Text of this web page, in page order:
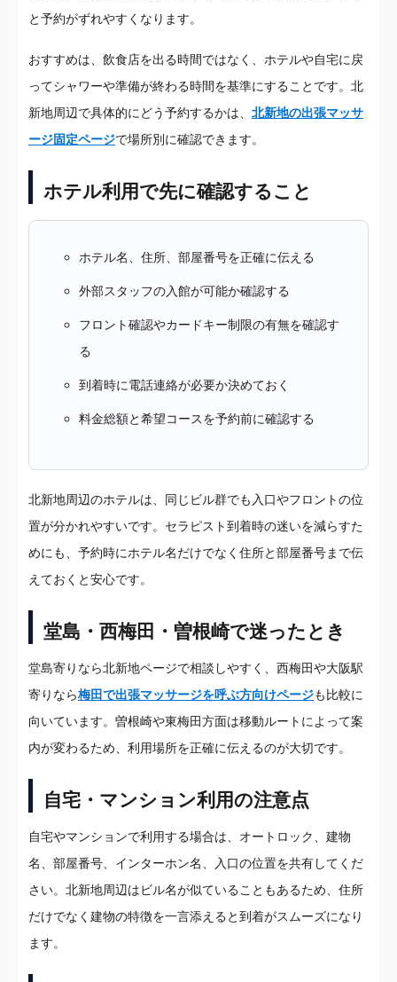
と予約がずれやすくなります。
おすすめは、飲食店を出る時間ではなく、ホテルや自宅に戻
ってシャワーや準備が終わる時間を基準にすることです。北
新地周辺で具体的にどう予約するかは、 北新地の出張マッサ
ージ固定ページで場所別に確認できます。
ホテル利用で先に確認すること
ホテル名、住所、部屋番号を正確に伝える
外部スタッフの入館が可能か確認する
フロント確認やカードキー制限の有無を確認す
る
到着時に電話連絡が必要か決めておく
料金総額と希望コースを予約前に確認する
北新地周辺のホテルは、同じビル群でも入口やフロントの位
置が分かれやすいです。セラピスト到着時の迷いを減らすた
めにも、予約時にホテル名だけでなく住所と部屋番号まで伝
えておくと安心です。
堂島・西梅田・曽根崎で迷ったとき
堂島寄りなら北新地ページで相談しやすく、西梅田や大阪駅
寄りなら梅田で出張マッサージを呼ぶ方向けページも比較に
向いています。曽根崎や東梅田方面は移動ルートによって案
内が変わるため、利用場所を正確に伝えるのが大切です。
自宅・マンション利用の注意点
自宅やマンションで利用する場合は、オートロック、建物
名、部屋番号、インターホン名、入口の位置を共有してくだ
さい。北新地周辺はビル名が似ていることもあるため、住所
だけでなく建物の特徴を一言添えると到着がスムーズになり
ます。